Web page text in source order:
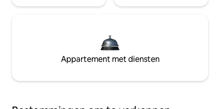
Appartement met diensten